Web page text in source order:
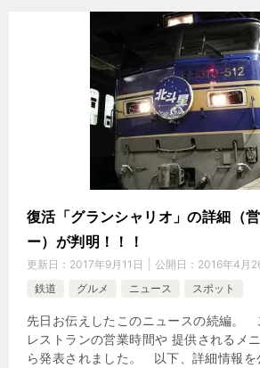
復活「グランシャリオ」の詳細（
ー）が判明！！！
更新日： 2017年9月11日 公開日： 2016年4月
鉄道
グルメ ニュース スポット
先日お伝えしたこのニュースの続編。
レストランの営業時間や 提供されるメ
ら発表されました。 以下、詳細情報